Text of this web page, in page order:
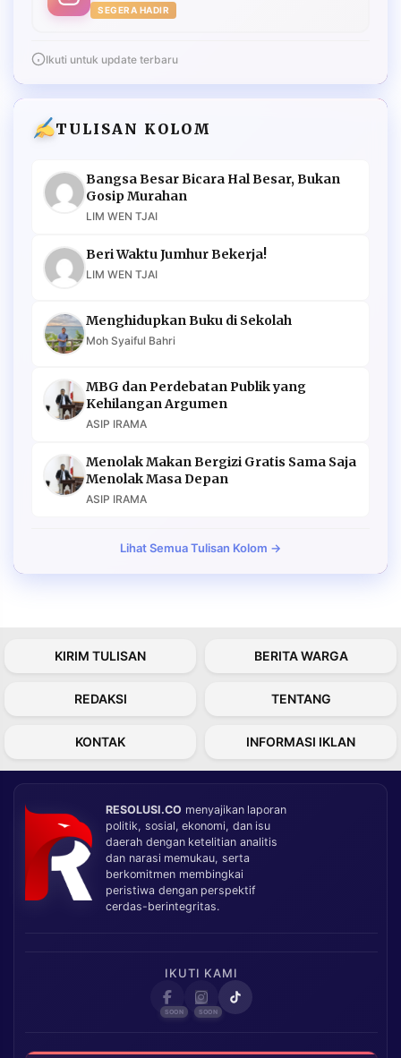
SEGERA HADIR
Ikuti untuk update terbaru
TULISAN KOLOM
Bangsa Besar Bicara Hal Besar, Bukan
Gosip Murahan
LIM WEN TJAI
Beri Waktu Jumhur Bekerja!
LIM WEN TJAI
Menghidupkan Buku di Sekolah
Moh Syaiful Bahri
MBG dan Perdebatan Publik yang
Kehilangan Argumen
ASIP IRAMA
Menolak Makan Bergizi Gratis Sama Saja
Menolak Masa Depan
ASIP IRAMA
Lihat Semua Tulisan Kolom →
KIRIM TULISAN BERITA WARGA
REDAKSI TENTANG
KONTAK INFORMASI IKLAN
RESOLUSI.CO menyajikan laporan
politik, sosial, ekonomi, dan isu
daerah dengan ketelitian analitis
dan narasi memukau, serta
berkomitmen membingkai
peristiwa dengan perspektif
cerdas-berintegritas.
IKUTI KAMI